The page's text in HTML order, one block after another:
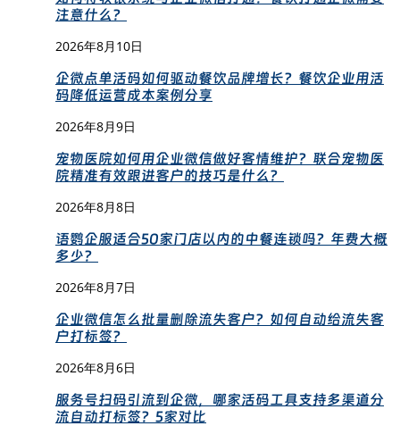
注意什么？
2026年8月10日
企微点单活码如何驱动餐饮品牌增长？餐饮企业用活
码降低运营成本案例分享
2026年8月9日
宠物医院如何用企业微信做好客情维护？联合宠物医
院精准有效跟进客户的技巧是什么？
2026年8月8日
语鹦企服适合50家门店以内的中餐连锁吗？年费大概
多少？
2026年8月7日
企业微信怎么批量删除流失客户？如何自动给流失客
户打标签？
2026年8月6日
服务号扫码引流到企微，哪家活码工具支持多渠道分
流自动打标签？5家对比